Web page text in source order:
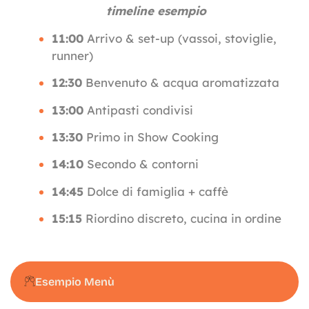
Esempio Menù
timeline esempio
11:00 Arrivo & set-up (vassoi, stoviglie,
runner)
12:30 Benvenuto & acqua aromatizzata
13:00 Antipasti condivisi
13:30 Primo in Show Cooking
14:10 Secondo & contorni
14:45 Dolce di famiglia + caffè
15:15 Riordino discreto, cucina in ordine